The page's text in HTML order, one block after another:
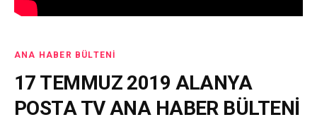
ANA HABER BÜLTENI
17 TEMMUZ 2019 ALANYA
POSTA TV ANA HABER BÜLTENİ